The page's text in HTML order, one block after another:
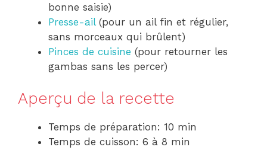
bonne saisie)
Presse-ail(pour un ail fin et régulier,
sans morceaux qui brûlent)
Pinces de cuisine (pour retourner les
gambas sans les percer)
Aperçu de la recette
Temps de préparation: 10 min
Temps de cuisson: 6 à 8 min